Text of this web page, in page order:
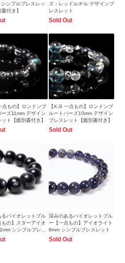
ンプルブレスレッ
付き】
ズ・レッドルチル デザインブ
レスレット
Sold Out
点もの】ロンドンブ
ーズ11mm デザイン
ト【鑑別書付き】
【X.G 一点もの】ロンドンブ
ルートパーズ10mm デザイン
ブレスレット【鑑別書付き】
Sold Out
るバイオレットブル
もの】スターアイオ
シンプルブレス
深みのあるバイオレットブル
ー【一点もの】アイオライト
8mm シンプルブレスレット
Sold Out